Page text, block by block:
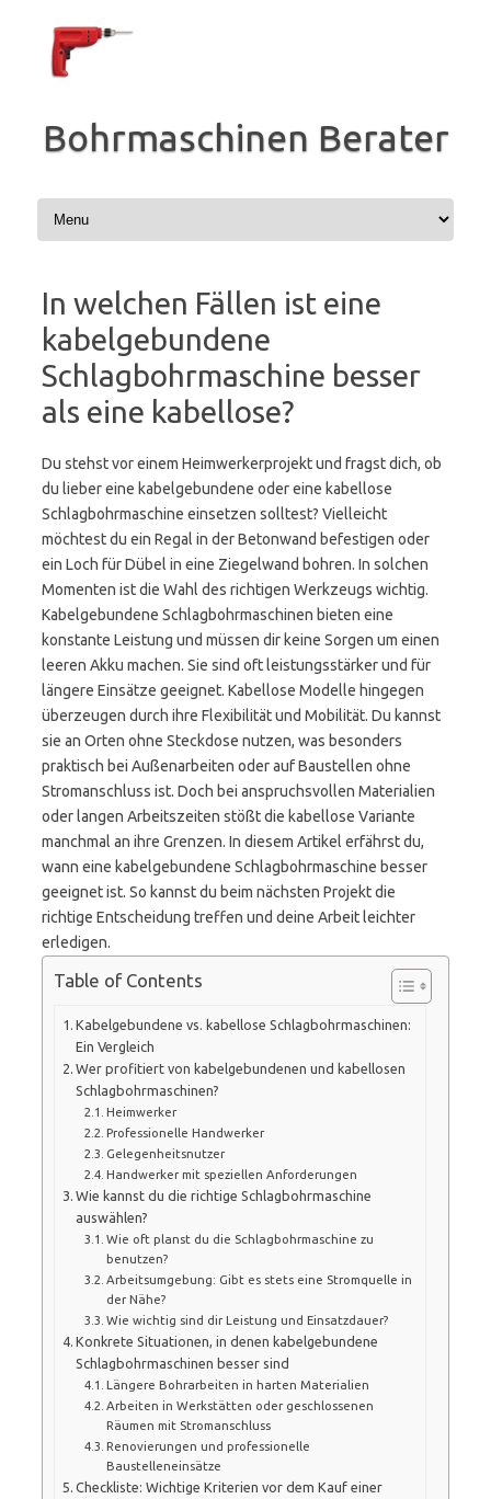
springen
Bohrmaschinen Berater
In welchen Fällen ist eine
kabelgebundene
Schlagbohrmaschine besser
als eine kabellose?
Du stehst vor einem Heimwerkerprojekt und fragst dich, ob
du lieber eine kabelgebundene oder eine kabellose
Schlagbohrmaschine einsetzen solltest? Vielleicht
möchtest du ein Regal in der Betonwand befestigen oder
ein Loch für Dübel in eine Ziegelwand bohren. In solchen
Momenten ist die Wahl des richtigen Werkzeugs wichtig.
Kabelgebundene Schlagbohrmaschinen bieten eine
konstante Leistung und müssen dir keine Sorgen um einen
leeren Akku machen. Sie sind oft leistungsstärker und für
längere Einsätze geeignet. Kabellose Modelle hingegen
überzeugen durch ihre Flexibilität und Mobilität. Du kannst
sie an Orten ohne Steckdose nutzen, was besonders
praktisch bei Außenarbeiten oder auf Baustellen ohne
Stromanschluss ist. Doch bei anspruchsvollen Materialien
oder langen Arbeitszeiten stößt die kabellose Variante
manchmal an ihre Grenzen. In diesem Artikel erfährst du,
wann eine kabelgebundene Schlagbohrmaschine besser
geeignet ist. So kannst du beim nächsten Projekt die
richtige Entscheidung treffen und deine Arbeit leichter
erledigen.
Table of Contents
Kabelgebundene vs. kabellose Schlagbohrmaschinen:
Ein Vergleich
Wer profitiert von kabelgebundenen und kabellosen
Schlagbohrmaschinen?
Heimwerker
Professionelle Handwerker
Gelegenheitsnutzer
Handwerker mit speziellen Anforderungen
Wie kannst du die richtige Schlagbohrmaschine
auswählen?
Wie oft planst du die Schlagbohrmaschine zu
benutzen?
Arbeitsumgebung: Gibt es stets eine Stromquelle in
der Nähe?
Wie wichtig sind dir Leistung und Einsatzdauer?
Konkrete Situationen, in denen kabelgebundene
Schlagbohrmaschinen besser sind
Längere Bohrarbeiten in harten Materialien
Arbeiten in Werkstätten oder geschlossenen
Räumen mit Stromanschluss
Renovierungen und professionelle
Baustelleneinsätze
Checkliste: Wichtige Kriterien vor dem Kauf einer